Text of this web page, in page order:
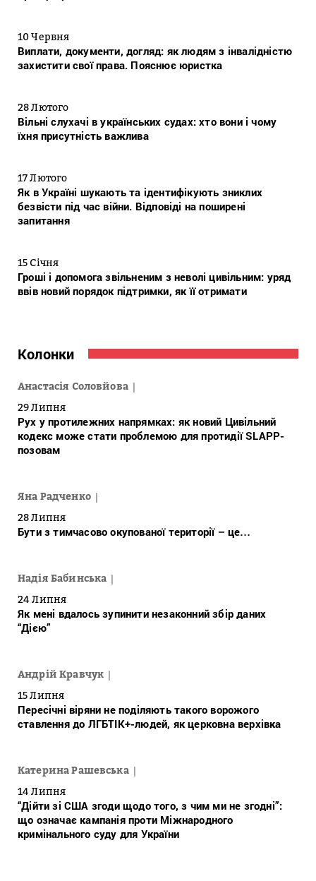
10 Червня
Виплати, документи, догляд: як людям з інвалідністю
захистити свої права. Пояснює юристка
28 Лютого
Вільні слухачі в українських судах: хто вони і чому
їхня присутність важлива
17 Лютого
Як в Україні шукають та ідентифікують зниклих
безвісти під час війни. Відповіді на поширені
запитання
15 Січня
Гроші і допомога звільненим з неволі цивільним: уряд
ввів новий порядок підтримки, як її отримати
Колонки
Анастасія Соловйова
29 Липня
Рух у протилежних напрямках: як новий Цивільний
кодекс може стати проблемою для протидії SLAPP-
позовам
Яна Радченко
28 Липня
Бути з тимчасово окупованої території – це…
Надія Бабинська
24 Липня
Як мені вдалось зупинити незаконний збір даних
“Дією”
Андрій Кравчук
15 Липня
Пересічні віряни не поділяють такого ворожого
ставлення до ЛГБТІК+-людей, як церковна верхівка
Катерина Рашевська
14 Липня
“Дійти зі США згоди щодо того, з чим ми не згодні”:
що означає кампанія проти Міжнародного
кримінального суду для України